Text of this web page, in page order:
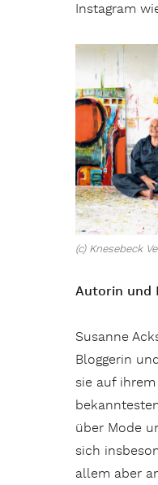
Instagram
(c) Knesebeck
Autorin und
Susanne
Bloggerin
sie auf
über Mode
sich
allem aber